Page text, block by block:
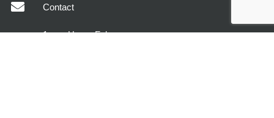
Contact
1, rue Henry Fabre